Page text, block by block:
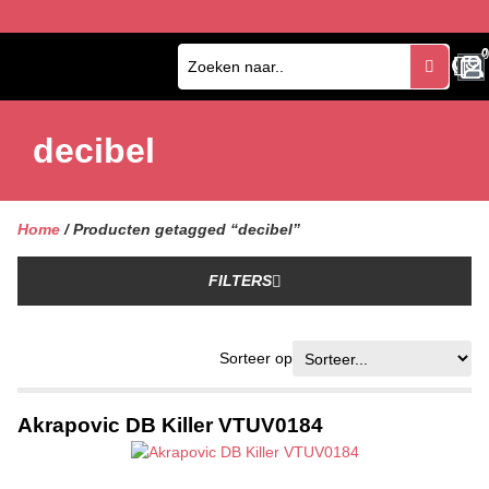
0
0
decibel
Home / Producten getagged “decibel”
FILTERS
Sorteer op
Akrapovic DB Killer VTUV0184